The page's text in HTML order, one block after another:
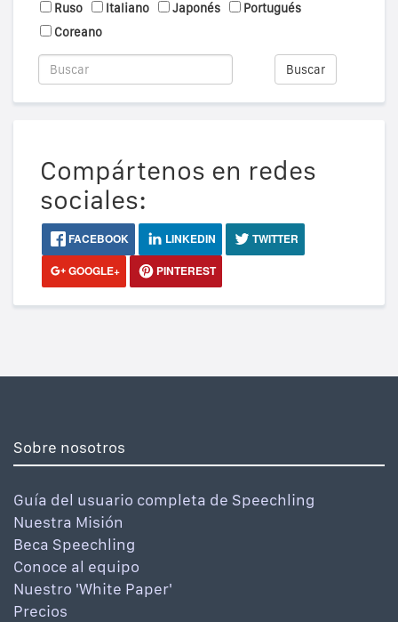
Ruso
Italiano Japonés
Portugués
Coreano
Buscar
Compártenos en redes
sociales:
FACEBOOK LINKEDIN
TWITTER
GOOGLE+
PINTEREST
Sobre nosotros
Guía del usuario completa de Speechling
Nuestra Misión
Beca Speechling
Conoce al equipo
Nuestro 'White Paper'
Precios